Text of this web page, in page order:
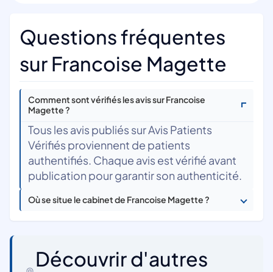
Questions fréquentes
sur Francoise Magette
Comment sont vérifiés les avis sur Francoise
Magette ?
Tous les avis publiés sur Avis Patients
Vérifiés proviennent de patients
authentifiés. Chaque avis est vérifié avant
publication pour garantir son authenticité.
Où se situe le cabinet de Francoise Magette ?
Découvrir d'autres